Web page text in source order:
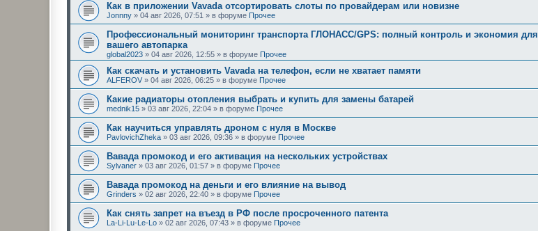
Как в приложении Vavada отсортировать слоты по провайдерам или новизне
Jonnny » 04 авг 2026, 07:51 » в форуме Прочее
Профессиональный мониторинг транспорта ГЛОНАСС/GPS: полный контроль и экономия для
вашего автопарка
global2023 » 04 авг 2026, 12:55 » в форуме Прочее
Как скачать и установить Vavada на телефон, если не хватает памяти
ALFEROV » 04 авг 2026, 06:25 » в форуме Прочее
Какие радиаторы отопления выбрать и купить для замены батарей
mednik15 » 03 авг 2026, 22:04 » в форуме Прочее
Как научиться управлять дроном с нуля в Москве
PavlovichZheka » 03 авг 2026, 09:36 » в форуме Прочее
Вавада промокод и его активация на нескольких устройствах
Sylvaner » 03 авг 2026, 01:57 » в форуме Прочее
Вавада промокод на деньги и его влияние на вывод
Grinders » 02 авг 2026, 22:40 » в форуме Прочее
Как снять запрет на въезд в РФ после просроченного патента
La-Li-Lu-Le-Lo » 02 авг 2026, 07:43 » в форуме Прочее